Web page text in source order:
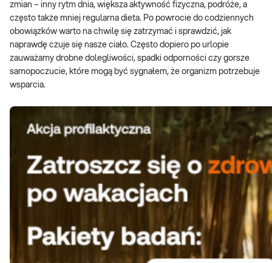
zmian – inny rytm dnia, większa aktywność fizyczna, podróże, a
często także mniej regularna dieta. Po powrocie do codziennych
obowiązków warto na chwilę się zatrzymać i sprawdzić, jak
naprawdę czuje się nasze ciało. Często dopiero po urlopie
zauważamy drobne dolegliwości, spadki odporności czy gorsze
samopoczucie, które mogą być sygnałem, że organizm potrzebuje
wsparcia.